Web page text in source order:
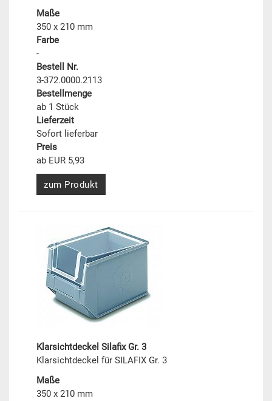
Maße
350 x 210 mm
Farbe
-
Bestell Nr.
3-372.0000.2113
Bestellmenge
ab 1 Stück
Lieferzeit
Sofort lieferbar
Preis
ab EUR 5,93
zum Produkt
Klarsichtdeckel Silafix Gr. 3
Klarsichtdeckel für SILAFIX Gr. 3
Maße
350 x 210 mm